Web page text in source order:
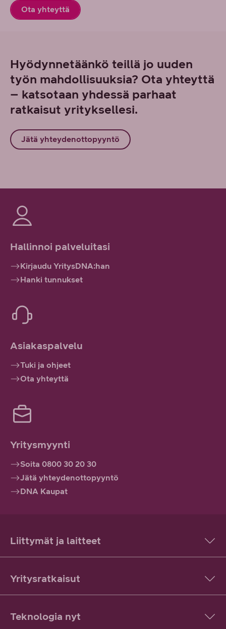
Ota yhteyttä
Hyödynnetäänkö teillä jo uuden
työn mahdollisuuksia? Ota yhteyttä
– katsotaan yhdessä parhaat
ratkaisut yrityksellesi.
Jätä yhteydenottopyyntö
Hallinnoi palveluitasi
Kirjaudu YritysDNA:han
Hanki tunnukset
Asiakaspalvelu
Tuki ja ohjeet
Ota yhteyttä
Yritysmyynti
Soita 0800 30 20 30
Jätä yhteydenottopyyntö
DNA Kaupat
Liittymät ja laitteet
Yritysratkaisut
Teknologia nyt